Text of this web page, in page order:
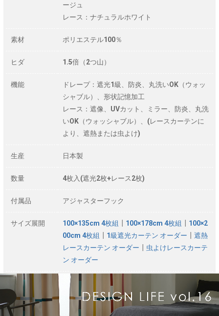
ージュ
レース：ナチュラルホワイト
素材 ポリエステル100％
ヒダ 1.5倍（2つ山）
機能
ドレープ：遮光1級、防炎、丸洗いOK（ウォッ
シャブル）、形状記憶加工
レース：遮像、UVカット、ミラー、防炎、丸洗
いOK（ウォッシャブル）、(レースカーテンに
より、遮熱または虫よけ)
生産 日本製
数量 4枚入(遮光2枚+レース2枚)
付属品 アジャスターフック
サイズ展開 100×135cm 4枚組 100×178cm 4枚組
100×2
00cm 4枚組
1級遮光カーテン オーダー
遮熱
レースカーテン オーダー
虫よけレースカーテ
ン オーダー
※商品名に表記されているサイズ（丈）はカーテンフックのレー
ル取付け部分から測った長さを表記しています。
※ご使用のモニター環境、ディスプレイ画面上の発色の違い等に